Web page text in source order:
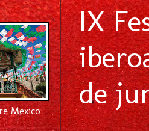
IX
de
Mexico